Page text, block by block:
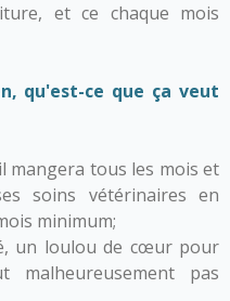
et ce chaque mois
qu'est-ce que ça veut
mangera tous les mois et
soins vétérinaires en
minimum;
un loulou de cœur pour
pas